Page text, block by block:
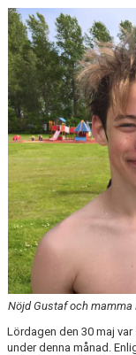
Nöjd Gustaf och mamma
Lördagen den 30 maj
under denna månad.